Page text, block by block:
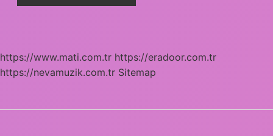
https://www.mati.com.tr https://eradoor.com.tr
https://nevamuzik.com.tr Sitemap